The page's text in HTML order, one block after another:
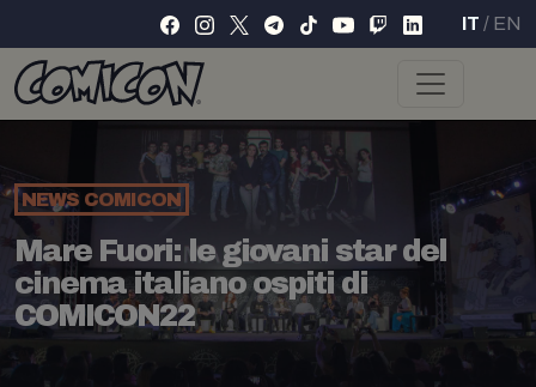
IT / EN
NEWS COMICON
Mare Fuori: le giovani star del
cinema italiano ospiti di
COMICON22